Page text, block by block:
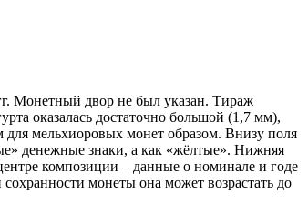
Монетный двор не был указан. Тираж
оказалась достаточно большой (1,7 мм),
для мельхиоровых монет образом. Внизу поля
денежные знаки, а как «жёлтые». Нижняя
композиции – данные о номинале и годе
монеты она может возрастать до